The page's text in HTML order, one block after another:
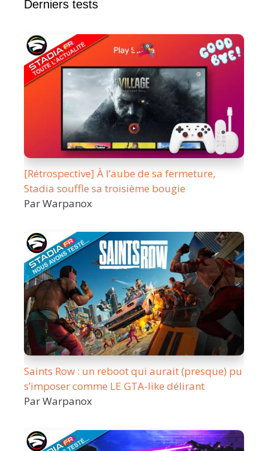
Derniers tests
[Rétrospective] À l’aube de sa fermeture,
Stadia souffle sa troisième bougie
Par Warpanox
Saints Row : un reboot qui aurait (presque) pu
s’imposer comme LE GTA-like délirant
Par Warpanox